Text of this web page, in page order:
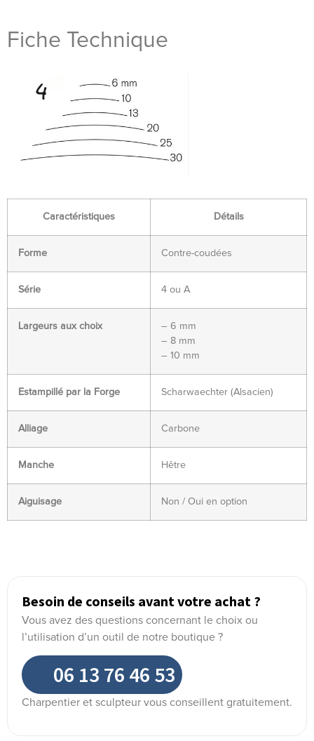
Fiche Technique
Caractéristiques Détails
Forme Contre-coudées
Série 4 ou A
Largeurs aux choix
– 6 mm
– 8 mm
– 10 mm
Estampillé par la Forge Scharwaechter (Alsacien)
Alliage Carbone
Manche Hêtre
Aiguisage Non / Oui en option
Besoin de conseils avant votre achat ?
Vous avez des questions concernant le choix ou
l’utilisation d’un outil de notre boutique ?
06 13 76 46 53
Charpentier et sculpteur vous conseillent gratuitement.